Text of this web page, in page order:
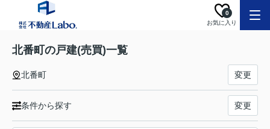
お気に入り
0
北番町の戸建(売買)一覧
北番町 変更
条件から探す 変更